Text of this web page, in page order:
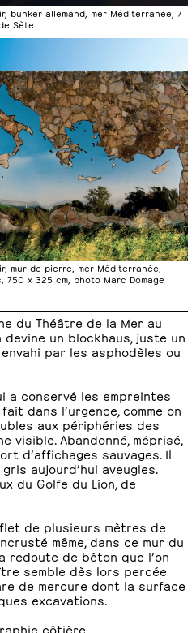
du Théâtre de la Mer au
un blockhaus, juste un
par les asphodèles ou
a conservé les empreintes
dans l’urgence, comme on
aux périphéries des
visible. Abandonné, méprisé,
d’affichages sauvages. Il
aujourd’hui aveugles.
du Golfe du Lion, de
de plusieurs mètres de
même, dans ce mur du
redoute de béton que l’on
semble dès lors percée
de mercure dont la surface
excavations.
côtière
bunker allemand, mer Méditerranée, 7
Sète
mur de pierre, mer Méditerranée,
750 x 325 cm, photo Marc Domage